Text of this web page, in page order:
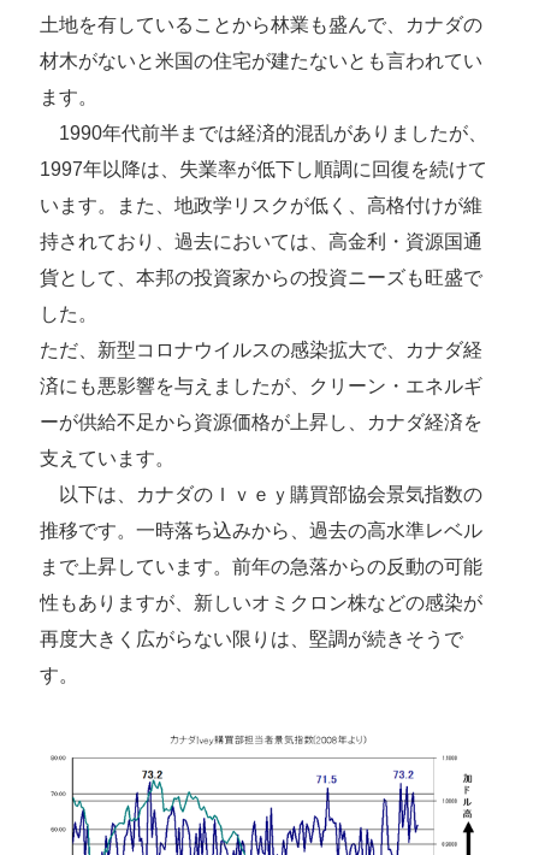
土地を有していることから林業も盛んで、カナダの
材木がないと米国の住宅が建たないとも言われてい
ます。
1990年代前半までは経済的混乱がありましたが、
1997年以降は、失業率が低下し順調に回復を続けて
います。また、地政学リスクが低く、高格付けが維
持されており、過去においては、高金利・資源国通
貨として、本邦の投資家からの投資ニーズも旺盛で
した。
ただ、新型コロナウイルスの感染拡大で、カナダ経
済にも悪影響を与えましたが、クリーン・エネルギ
ーが供給不足から資源価格が上昇し、カナダ経済を
支えています。
以下は、カナダのＩｖｅｙ購買部協会景気指数の
推移です。一時落ち込みから、過去の高水準レベル
まで上昇しています。前年の急落からの反動の可能
性もありますが、新しいオミクロン株などの感染が
再度大きく広がらない限りは、堅調が続きそうで
す。